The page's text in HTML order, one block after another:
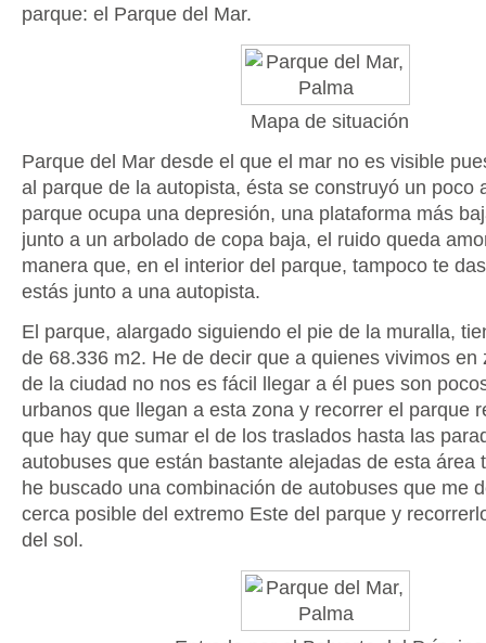
parque: el Parque del Mar.
Mapa de situación
Parque del Mar desde el que el mar no es visible
al parque de la autopista, ésta se construyó un poco
parque ocupa una depresión, una plataforma más
junto a un arbolado de copa baja, el ruido queda
manera que, en el interior del parque, tampoco te
estás junto a una autopista.
El parque, alargado siguiendo el pie de la muralla,
de 68.336 m2. He de decir que a quienes vivimos en
de la ciudad no nos es fácil llegar a él pues son
urbanos que llegan a esta zona y recorrer el parque
que hay que sumar el de los traslados hasta las
autobuses que están bastante alejadas de esta área
he buscado una combinación de autobuses que me
cerca posible del extremo Este del parque y
del sol.